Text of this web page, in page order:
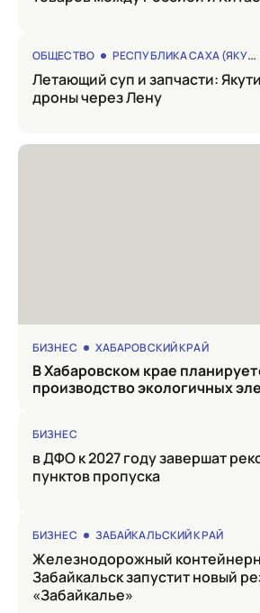
ОБЩЕСТВО РЕСПУБЛИКА САХА (ЯКУТИЯ)
Летающий суп и запчасти:
дроны через Лену
БИЗНЕС ХАБАРОВСКИЙ КРАЙ
в Хабаровском крае планируется запустить
производство экологичных
БИЗНЕС
в ДФО к 2027 году завершат
пунктов пропуска
БИЗНЕС ЗАБАЙКАЛЬСКИЙ КРАЙ
Железнодорожный
Забайкальск запустит новый
«Забайкалье»